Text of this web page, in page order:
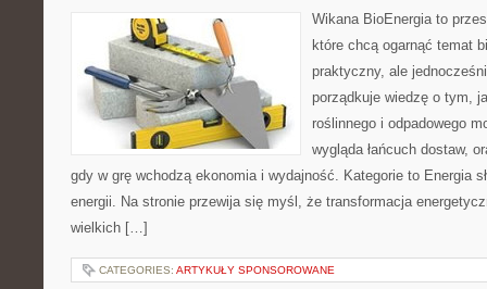
Wikana BioEnergia to
które chcą ogarnąć temat
praktyczny, ale
porządkuje wiedzę o tym,
roślinnego i odpadowego
wygląda łańcuch dostaw,
gdy w grę wchodzą ekonomia i wydajność. Kategorie to Energia
energii. Na stronie przewija się myśl, że transformacja
wielkich […]
CATEGORIES: ARTYKUŁY SPONSOROWANE